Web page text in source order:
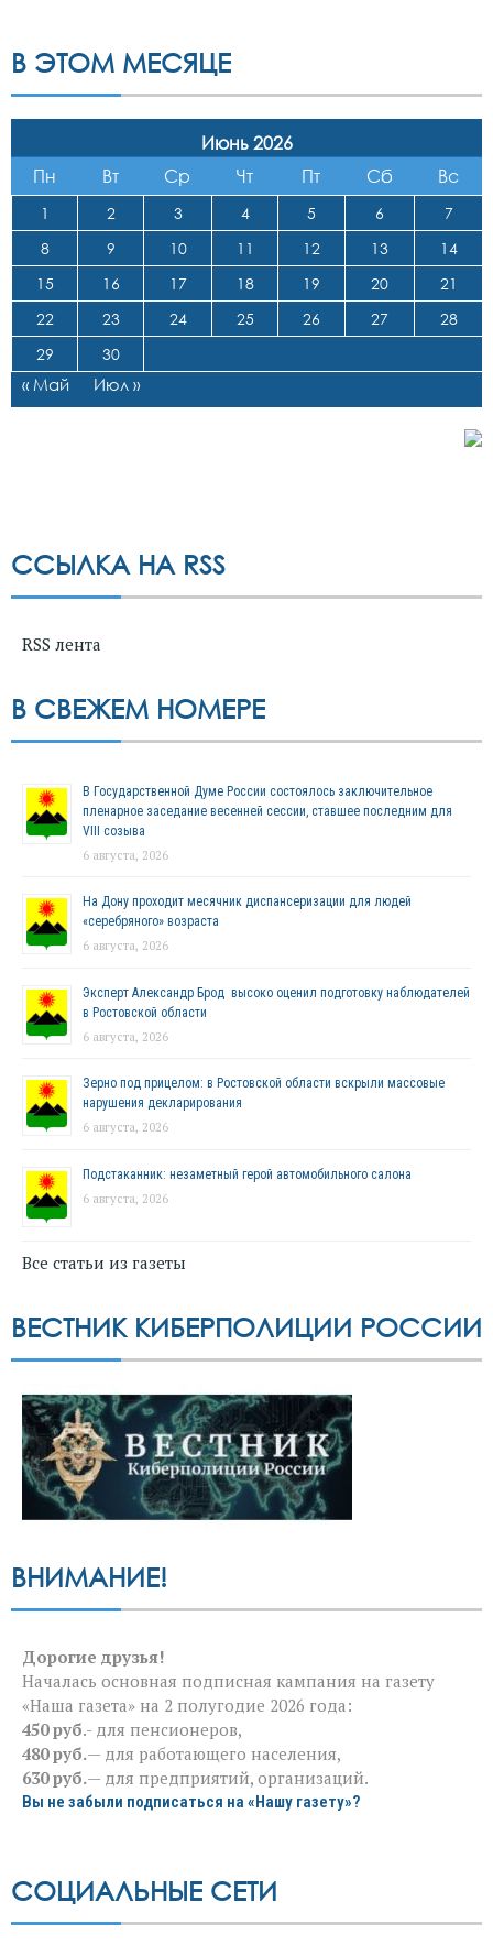
В ЭТОМ МЕСЯЦЕ
Июнь 2026
Пн
Вт Ср Чт Пт Сб Вс
1 2 3 4 5 6
7
8
9 10 11 12 13
14
15
16 17 18 19 20
21
22
23 24 25 26 27
28
29
30
« Май Июл »
ССЫЛКА НА RSS
RSS лента
В СВЕЖЕМ НОМЕРЕ
В Государственной Думе России состоялось заключительное
пленарное заседание весенней сессии, ставшее последним для
VIII созыва
6 августа, 2026
На Дону проходит месячник диспансеризации для людей
«серебряного» возраста
6 августа, 2026
Эксперт Александр Брод высоко оценил подготовку наблюдателей
в Ростовской области
6 августа, 2026
Зерно под прицелом: в Ростовской области вскрыли массовые
нарушения декларирования
6 августа, 2026
Подстаканник: незаметный герой автомобильного салона
6 августа, 2026
Все статьи из газеты
ВЕСТНИК КИБЕРПОЛИЦИИ РОССИИ
ВНИМАНИЕ!
Дорогие друзья!
Началась основная подписная кампания на газету
«Наша газета» на 2 полугодие 2026 года:
450 руб.- для пенсионеров,
480 руб.— для работающего населения,
630 руб.— для предприятий, организаций.
Вы не забыли подписаться на «Нашу газету»?
СОЦИАЛЬНЫЕ СЕТИ